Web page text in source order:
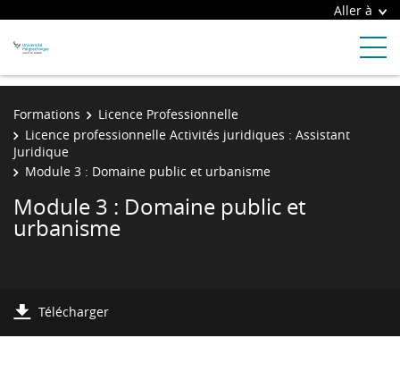
Aller à
Formations
Licence Professionnelle
Licence professionnelle Activités juridiques : Assistant
Juridique
Module 3 : Domaine public et urbanisme
Module 3 : Domaine public et
urbanisme
Télécharger